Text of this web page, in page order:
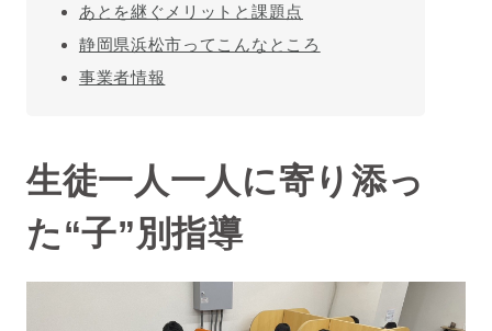
あとを継ぐメリットと課題点
静岡県浜松市ってこんなところ
事業者情報
生徒一人一人に寄り添っ
た“子”別指導